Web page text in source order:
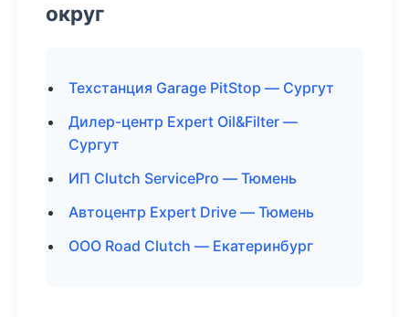
округ
Техстанция Garage PitStop — Сургут
Дилер-центр Expert Oil&Filter —
Сургут
ИП Clutch ServicePro — Тюмень
Автоцентр Expert Drive — Тюмень
ООО Road Clutch — Екатеринбург